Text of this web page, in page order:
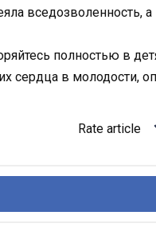
вседозволенность,
полностью в
сердца в молодости,
Rate article